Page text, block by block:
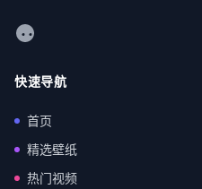
WeChat
快速导航
首页
精选壁纸
热门视频